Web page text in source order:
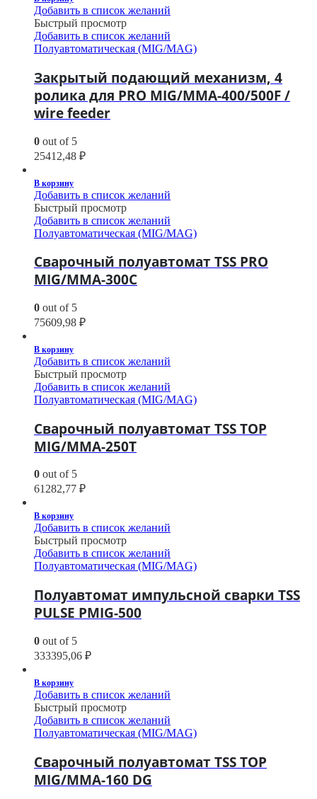
Добавить в список желаний
Быстрый просмотр
Добавить в список желаний
Полуавтоматическая (MIG/MAG)
Закрытый подающий механизм, 4
ролика для PRO MIG/MMA-400/500F /
wire feeder
0 out of 5
25412,48 ₽
В корзину
Добавить в список желаний
Быстрый просмотр
Добавить в список желаний
Полуавтоматическая (MIG/MAG)
Сварочный полуавтомат TSS PRO
MIG/MMA-300C
0 out of 5
75609,98 ₽
В корзину
Добавить в список желаний
Быстрый просмотр
Добавить в список желаний
Полуавтоматическая (MIG/MAG)
Сварочный полуавтомат TSS TOP
MIG/MMA-250T
0 out of 5
61282,77 ₽
В корзину
Добавить в список желаний
Быстрый просмотр
Добавить в список желаний
Полуавтоматическая (MIG/MAG)
Полуавтомат импульсной сварки TSS
PULSE PMIG-500
0 out of 5
333395,06 ₽
В корзину
Добавить в список желаний
Быстрый просмотр
Добавить в список желаний
Полуавтоматическая (MIG/MAG)
Сварочный полуавтомат TSS TOP
MIG/MMA-160 DG